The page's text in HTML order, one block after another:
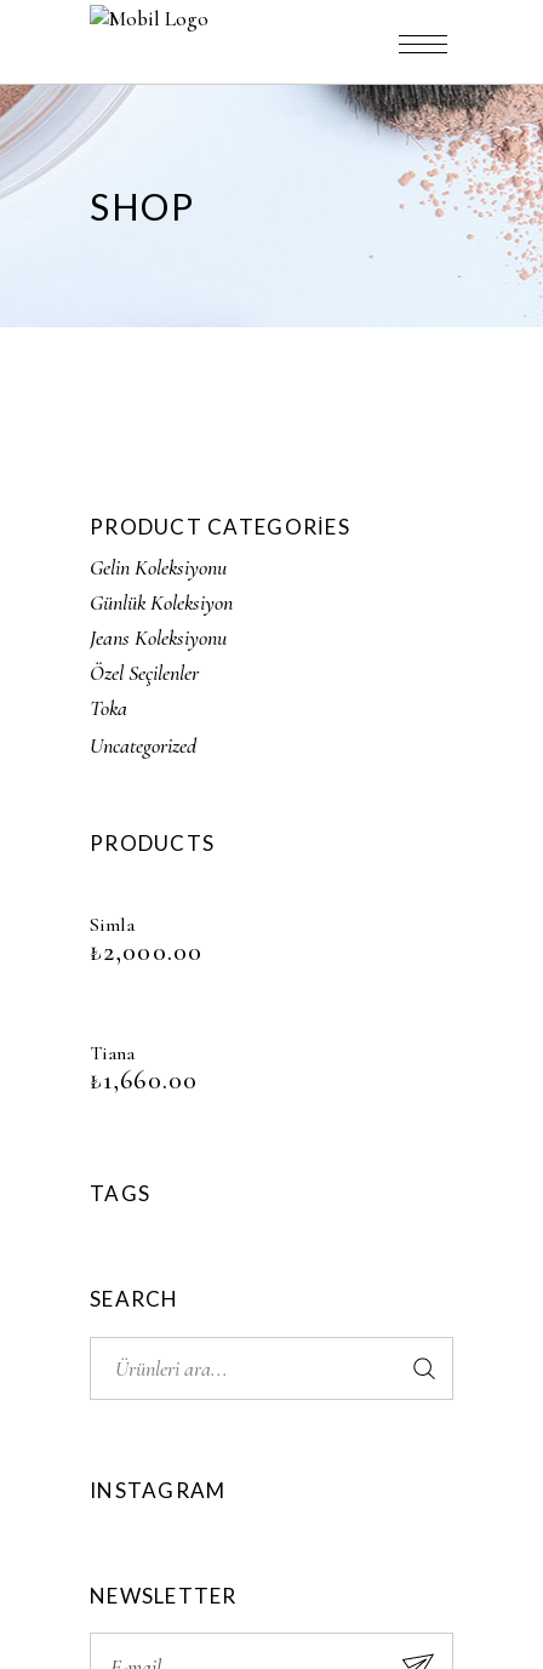
SHOP
PRODUCT CATEGORIES
Gelin Koleksiyonu
Günlük Koleksiyon
Jeans Koleksiyonu
Özel Seçilenler
Toka
Uncategorized
PRODUCTS
Simla
₺2,000.00
Tiana
₺1,660.00
TAGS
SEARCH
INSTAGRAM
NEWSLETTER